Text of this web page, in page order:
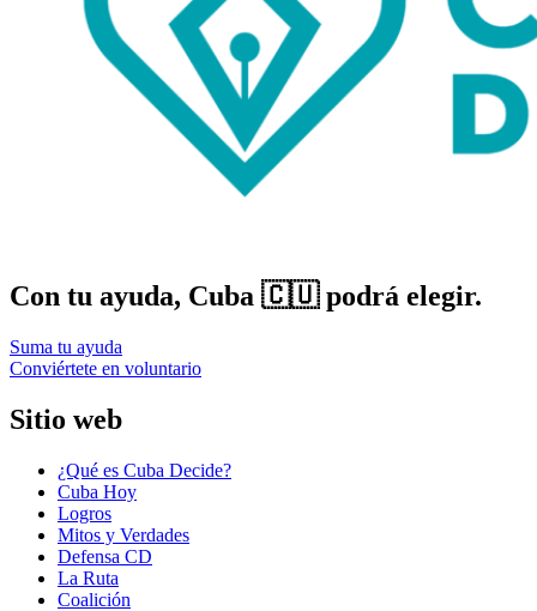
Con tu ayuda, Cuba 🇨🇺 podrá elegir.
Suma tu ayuda
Conviértete en voluntario
Sitio web
¿Qué es Cuba Decide?
Cuba Hoy
Logros
Mitos y Verdades
Defensa CD
La Ruta
Coalición